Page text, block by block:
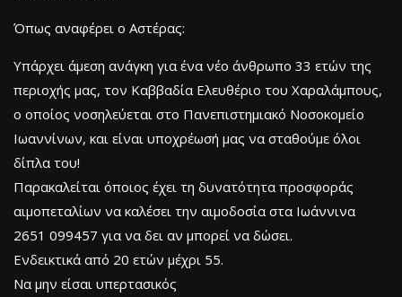
Όπως αναφέρει ο Αστέρας:
Υπάρχει άμεση ανάγκη για ένα νέο άνθρωπο 33 ετών της
περιοχής μας, τον Καββαδία Ελευθέριο του Χαραλάμπους,
ο οποίος νοσηλεύεται στο Πανεπιστημιακό Νοσοκομείο
Ιωαννίνων, και είναι υποχρέωσή μας να σταθούμε όλοι
δίπλα του!
Παρακαλείται όποιος έχει τη δυνατότητα προσφοράς
αιμοπεταλίων να καλέσει την αιμοδοσία στα Ιωάννινα
2651 099457 για να δει αν μπορεί να δώσει.
Ενδεικτικά από 20 ετών μέχρι 55.
Να μην είσαι υπερτασικός